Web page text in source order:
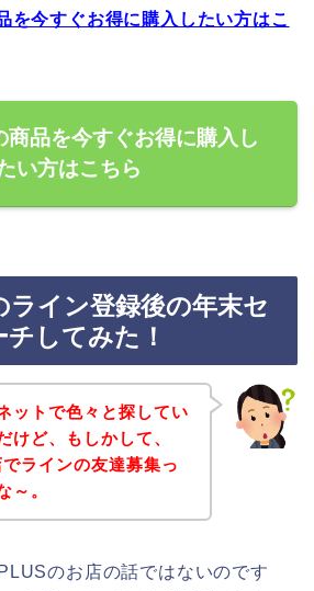
を今すぐお得に購入したい方はこ
品を今すぐお得に購入し
い方はこちら
ライン登録後の年末セ
してみた！
ットで色々と探してい
けど、もしかして、
ラインの友達募集っ
～。
のお店の話ではないのです